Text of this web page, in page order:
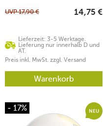
Lieferzeit: 3-5 Werktage.
Lieferung nur innerhalb D und
AT.
UVP17,90 € 14,75 €
Preis inkl. MwSt. zzgl. Versand
Warenkorb
- 17% NEU